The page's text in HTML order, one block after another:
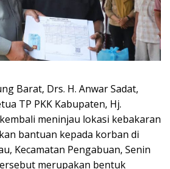
Barat, Drs. H. Anwar Sadat,
TP PKK Kabupaten, Hj.
kembali meninjau lokasi kebakaran
bantuan kepada korban di
Kecamatan Pengabuan, Senin
merupakan bentuk